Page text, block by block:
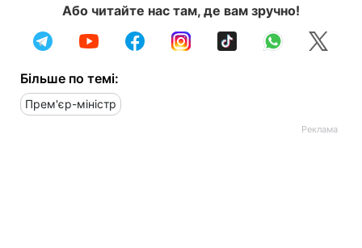
Або читайте нас там, де вам зручно!
Більше по темі:
Прем'єр-міністр